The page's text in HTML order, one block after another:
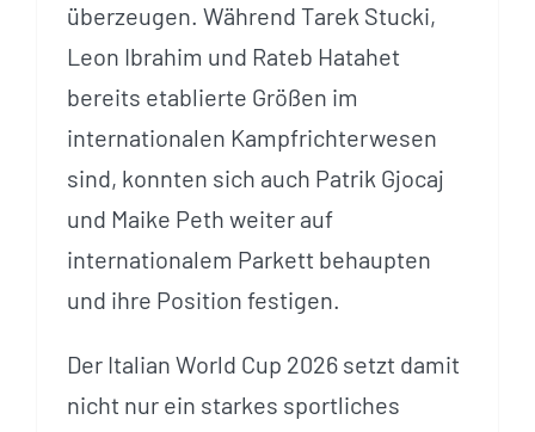
überzeugen. Während Tarek Stucki,
Leon Ibrahim und Rateb Hatahet
bereits etablierte Größen im
internationalen Kampfrichterwesen
sind, konnten sich auch Patrik Gjocaj
und Maike Peth weiter auf
internationalem Parkett behaupten
und ihre Position festigen.
Der Italian World Cup 2026 setzt damit
nicht nur ein starkes sportliches